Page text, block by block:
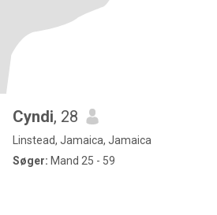
Cyndi, 28
Linstead, Jamaica, Jamaica
Søger: Mand 25 - 59